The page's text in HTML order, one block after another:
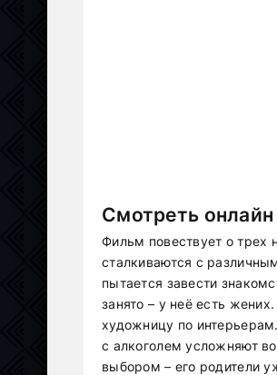
Смотреть
Фильм повествует о трех
сталкиваются с
пытается завести
занято – у неё есть
художницу по
с алкоголем усложняют
выбором – его родители